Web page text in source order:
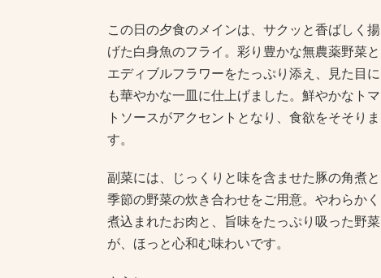
この日の夕食のメインは、サクッと香ばしく揚
げた白身魚のフライ。彩り豊かな無農薬野菜と
エディブルフラワーをたっぷり添え、見た目に
も華やかな一皿に仕上げました。鮮やかなトマ
トソースがアクセントとなり、食欲をそそりま
す。
副菜には、じっくりと味を含ませた豚の角煮と
季節の野菜の炊き合わせをご用意。やわらかく
煮込まれたお肉と、旨味をたっぷり吸った野菜
が、ほっと心和む味わいです。